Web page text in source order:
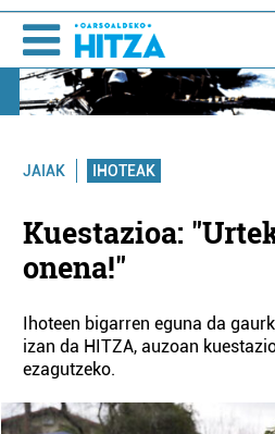
JAIAK IHOTEAK
Kuestazioa:
onena!"
Ihoteen bigarren eguna da
izan da HITZA, auzoan
ezagutzeko.